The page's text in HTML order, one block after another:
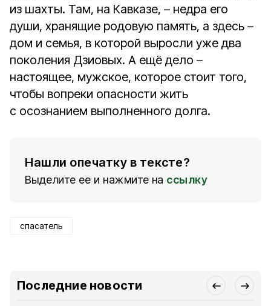
из шахты. Там, на Кавказе, – недра его
души, хранящие родовую память, а здесь –
дом и семья, в которой выросли уже два
поколения Дзиовых. А ещё дело –
настоящее, мужское, которое стоит того,
чтобы вопреки опасности жить
с осознанием выполненного долга.
Нашли опечатку в тексте?
Выделите ее и нажмите на ссылку
спасатель
Последние новости